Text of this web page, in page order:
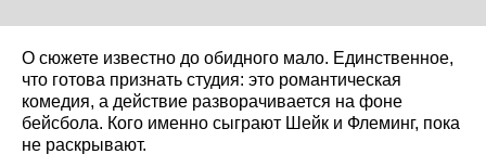
О сюжете известно до обидного мало. Единственное,
что готова признать студия: это романтическая
комедия, а действие разворачивается на фоне
бейсбола. Кого именно сыграют Шейк и Флеминг, пока
не раскрывают.